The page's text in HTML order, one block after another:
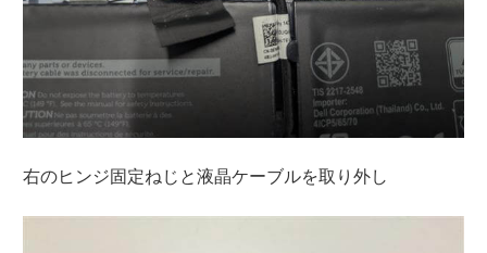
右のヒンジ固定ねじと液晶ケーブルを取り外し